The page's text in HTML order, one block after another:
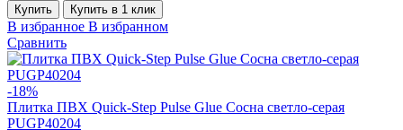
Купить Купить в 1 клик
В избранное В избранном
Сравнить
-18%
Плитка ПВХ Quick-Step Pulse Glue Сосна светло-серая
PUGP40204